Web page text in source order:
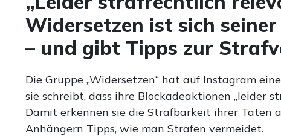
Widersetzen ist sich
– und gibt Tipps zur
Die Gruppe „Widersetzen“ hat auf Instagram
sie schreibt, dass ihre Blockadeaktionen „leider
Damit erkennen sie die Strafbarkeit ihrer Taten
Anhängern Tipps, wie man Strafen vermeidet.